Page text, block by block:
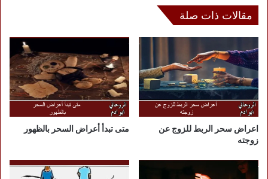
مقالات ذات صلة
اعراض سحر الربط للزوج عن
زوجته
متى تبدأ أعراض السحر بالظهور